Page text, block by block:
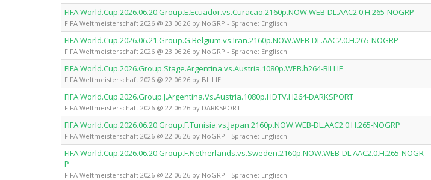
FIFA.World.Cup.2026.06.20.Group.E.Ecuador.vs.Curacao.2160p.NOW.WEB-DL.AAC2.0.H.265-NOGRP
FIFA Weltmeisterschaft 2026 @ 23.06.26 by NoGRP - Sprache: Englisch
FIFA.World.Cup.2026.06.21.Group.G.Belgium.vs.Iran.2160p.NOW.WEB-DL.AAC2.0.H.265-NOGRP
FIFA Weltmeisterschaft 2026 @ 23.06.26 by NoGRP - Sprache: Englisch
FIFA.World.Cup.2026.Group.Stage.Argentina.vs.Austria.1080p.WEB.h264-BILLIE
FIFA Weltmeisterschaft 2026 @ 22.06.26 by BILLIE
FIFA.World.Cup.2026.Group.J.Argentina.Vs.Austria.1080p.HDTV.H264-DARKSPORT
FIFA Weltmeisterschaft 2026 @ 22.06.26 by DARKSPORT
FIFA.World.Cup.2026.06.20.Group.F.Tunisia.vs.Japan.2160p.NOW.WEB-DL.AAC2.0.H.265-NOGRP
FIFA Weltmeisterschaft 2026 @ 22.06.26 by NoGRP - Sprache: Englisch
FIFA.World.Cup.2026.06.20.Group.F.Netherlands.vs.Sweden.2160p.NOW.WEB-DL.AAC2.0.H.265-NOGR
P
FIFA Weltmeisterschaft 2026 @ 22.06.26 by NoGRP - Sprache: Englisch